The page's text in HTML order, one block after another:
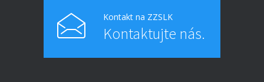
Kontakt na ZZSLK
Kontaktujte nás.